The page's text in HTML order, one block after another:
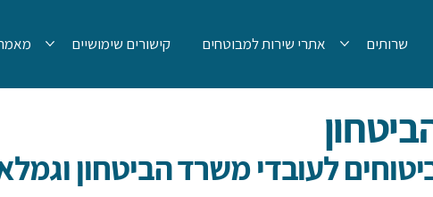
שרותים אתרי שירות למבוטחים קישורים שימושיים
לעובדי משרד הביטחון